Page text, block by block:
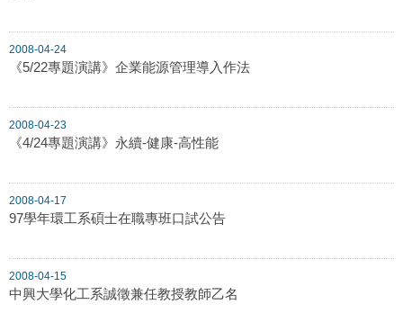
2008-04-24
《5/22專題演講》企業能源管理導入作法
2008-04-23
《4/24專題演講》永續-健康-高性能
2008-04-17
97學年環工系碩士在職專班口試公告
2008-04-15
中興大學化工系誠徵兼任教授教師乙名